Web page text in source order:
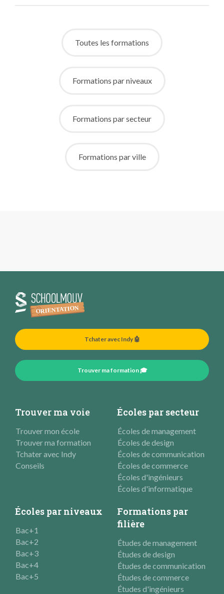
Toutes les formations
Formations par niveaux
Formations par secteur
Formations par ville
Tchater avec Indy 🤖
Trouver ma formation 🎓
Trouver ma voie
Trouver mon école
Trouver ma formation
Tchater avec Indy
Conseils
Écoles par secteur
Écoles de management
Écoles de design
Écoles de communication
Écoles de commerce
Écoles d'ingénieurs
Écoles d'informatique
Écoles par niveaux
Bac+1
Bac+2
Bac+3
Bac+4
Bac+5
Formations par
filière
Études de management
Études de design
Études de communication
Études de commerce
Études d'ingénieurs